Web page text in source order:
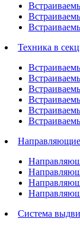
Техника в
Направляющие
Система